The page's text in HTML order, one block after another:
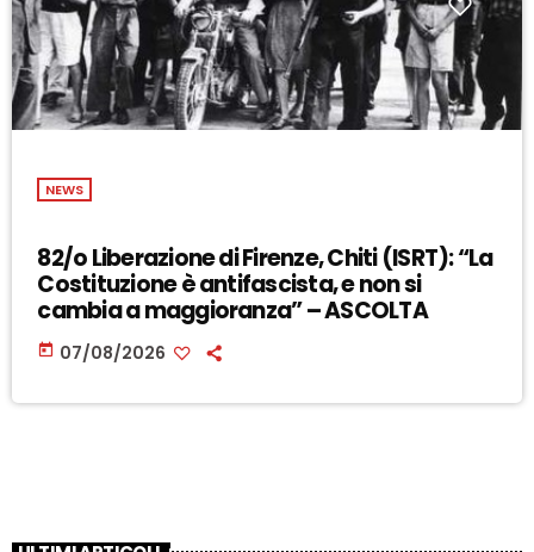
NEWS
82/o Liberazione di Firenze, Chiti (ISRT): “La
Costituzione è antifascista, e non si
cambia a maggioranza” – ASCOLTA
today 07/08/2026